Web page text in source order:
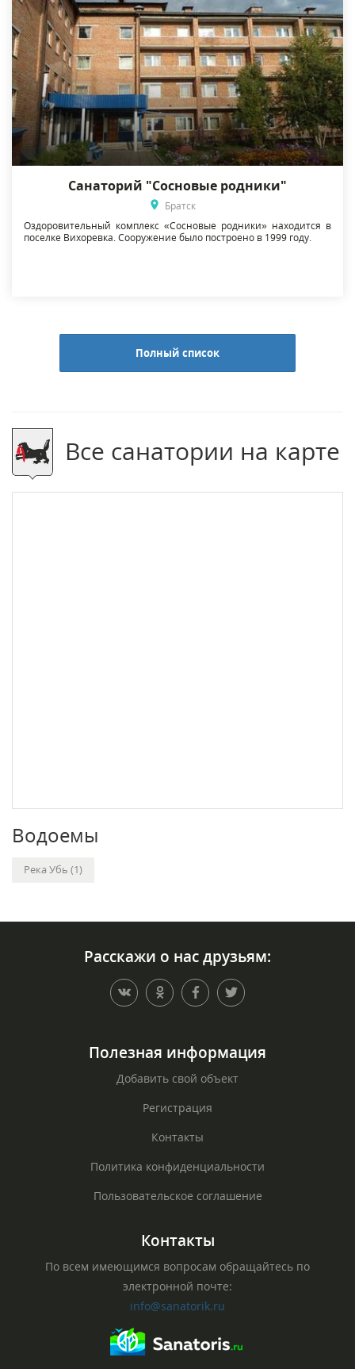
Санаторий "Сосновые родники"
Братск
Оздоровительный комплекс «Сосновые родники» находится в
поселке Вихоревка. Сооружение было построено в 1999 году.
Полный список
Все санатории на карте
Водоемы
Река Убь (1)
Расскажи о нас друзьям:
Полезная информация
Добавить свой объект
Регистрация
Контакты
Политика конфиденциальности
Пользовательское соглашение
Контакты
По всем имеющимся вопросам обращайтесь по
электронной почте:
info@sanatorik.ru